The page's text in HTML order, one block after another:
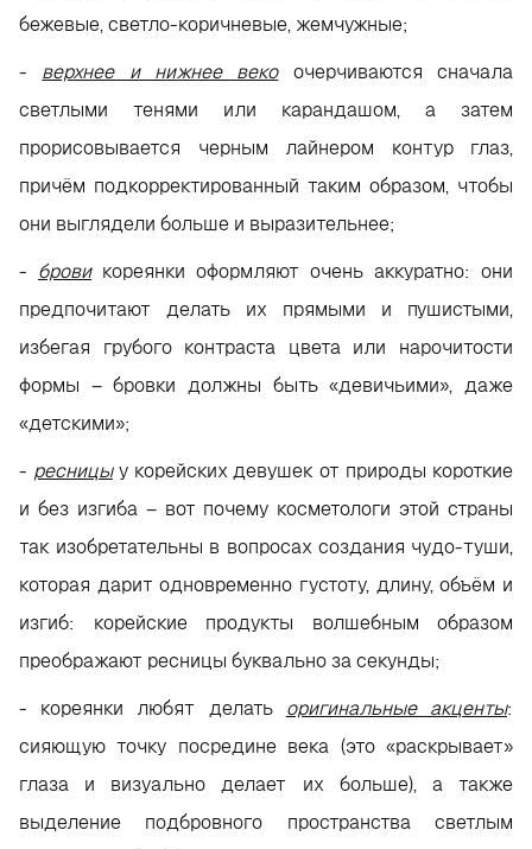
бежевые, светло-коричневые, жемчужные;
- верхнее и нижнее векоочерчиваются сначала
светлыми тенями или карандашом, а затем
прорисовывается черным лайнером контур глаз,
причём подкорректированный таким образом, чтобы
они выглядели больше и выразительнее;
- бровикореянки оформляют очень аккуратно: они
предпочитают делать их прямыми и пушистыми,
избегая грубого контраста цвета или нарочитости
формы – бровки должны быть «девичьими», даже
«детскими»;
- ресницыу корейских девушек от природы короткие
и без изгиба – вот почему косметологи этой страны
так изобретательны в вопросах создания чудо-туши,
которая дарит одновременно густоту, длину, объём и
изгиб: корейские продукты волшебным образом
преображают ресницы буквально за секунды;
- кореянки любят делать оригинальные акценты:
сияющую точку посредине века (это «раскрывает»
глаза и визуально делает их больше), а также
выделение подбровного пространства светлым